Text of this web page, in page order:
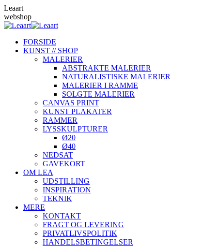
Skip
to
content
Leaart
webshop
FORSIDE
KUNST // SHOP
MALERIER
ABSTRAKTE MALERIER
NATURALISTISKE MALERIER
MALERIER I RAMME
SOLGTE MALERIER
CANVAS PRINT
KUNST PLAKATER
RAMMER
LYSSKULPTURER
Ø20
Ø40
NEDSAT
GAVEKORT
OM LEA
UDSTILLING
INSPIRATION
TEKNIK
MERE
KONTAKT
FRAGT OG LEVERING
PRIVATLIVSPOLITIK
HANDELSBETINGELSER